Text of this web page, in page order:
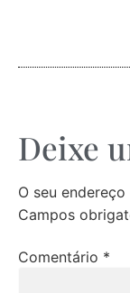
Deixe
O seu
Campos
Comentário *